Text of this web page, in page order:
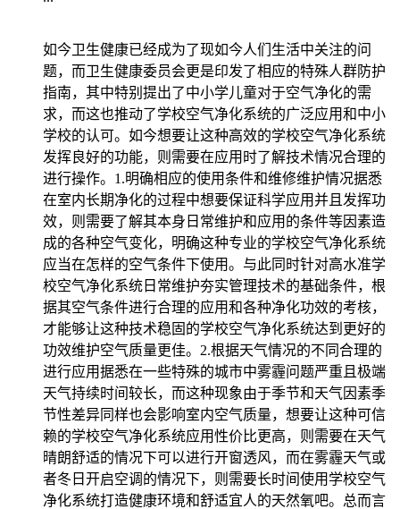
如今卫生健康已经成为了现如今人们生活中关注的问
题，而卫生健康委员会更是印发了相应的特殊人群防护
指南，其中特别提出了中小学儿童对于空气净化的需
求，而这也推动了学校空气净化系统的广泛应用和中小
学校的认可。如今想要让这种高效的学校空气净化系统
发挥良好的功能，则需要在应用时了解技术情况合理的
进行操作。1.明确相应的使用条件和维修维护情况据悉
在室内长期净化的过程中想要保证科学应用并且发挥功
效，则需要了解其本身日常维护和应用的条件等因素造
成的各种空气变化，明确这种专业的学校空气净化系统
应当在怎样的空气条件下使用。与此同时针对高水准学
校空气净化系统日常维护夯实管理技术的基础条件，根
据其空气条件进行合理的应用和各种净化功效的考核，
才能够让这种技术稳固的学校空气净化系统达到更好的
功效维护空气质量更佳。2.根据天气情况的不同合理的
进行应用据悉在一些特殊的城市中雾霾问题严重且极端
天气持续时间较长，而这种现象由于季节和天气因素季
节性差异同样也会影响室内空气质量，想要让这种可信
赖的学校空气净化系统应用性价比更高，则需要在天气
晴朗舒适的情况下可以进行开窗透风，而在雾霾天气或
者冬日开启空调的情况下，则需要长时间使用学校空气
净化系统打造健康环境和舒适宜人的天然氧吧。总而言